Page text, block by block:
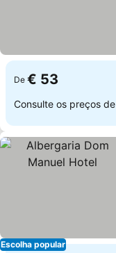
De € 53
Consulte os preços de
Escolha popular